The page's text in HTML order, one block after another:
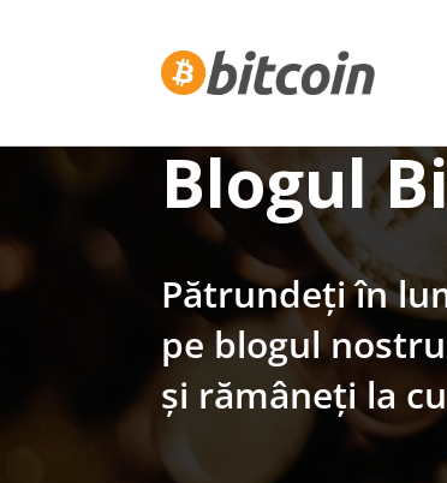
Blogul
Pătrundeți în
pe blogul
și rămâneți la